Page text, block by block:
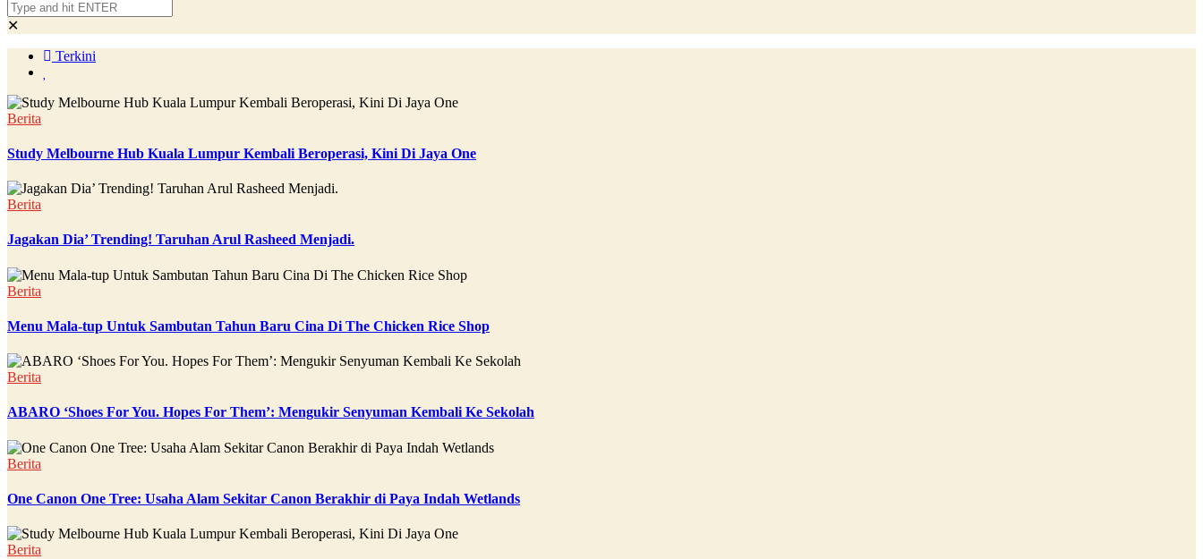
✕
Terkini
Berita
Study Melbourne Hub Kuala Lumpur Kembali Beroperasi, Kini Di Jaya One
Berita
Jagakan Dia’ Trending! Taruhan Arul Rasheed Menjadi.
Berita
Menu Mala-tup Untuk Sambutan Tahun Baru Cina Di The Chicken Rice Shop
Berita
ABARO ‘Shoes For You. Hopes For Them’: Mengukir Senyuman Kembali Ke Sekolah
Berita
One Canon One Tree: Usaha Alam Sekitar Canon Berakhir di Paya Indah Wetlands
Berita